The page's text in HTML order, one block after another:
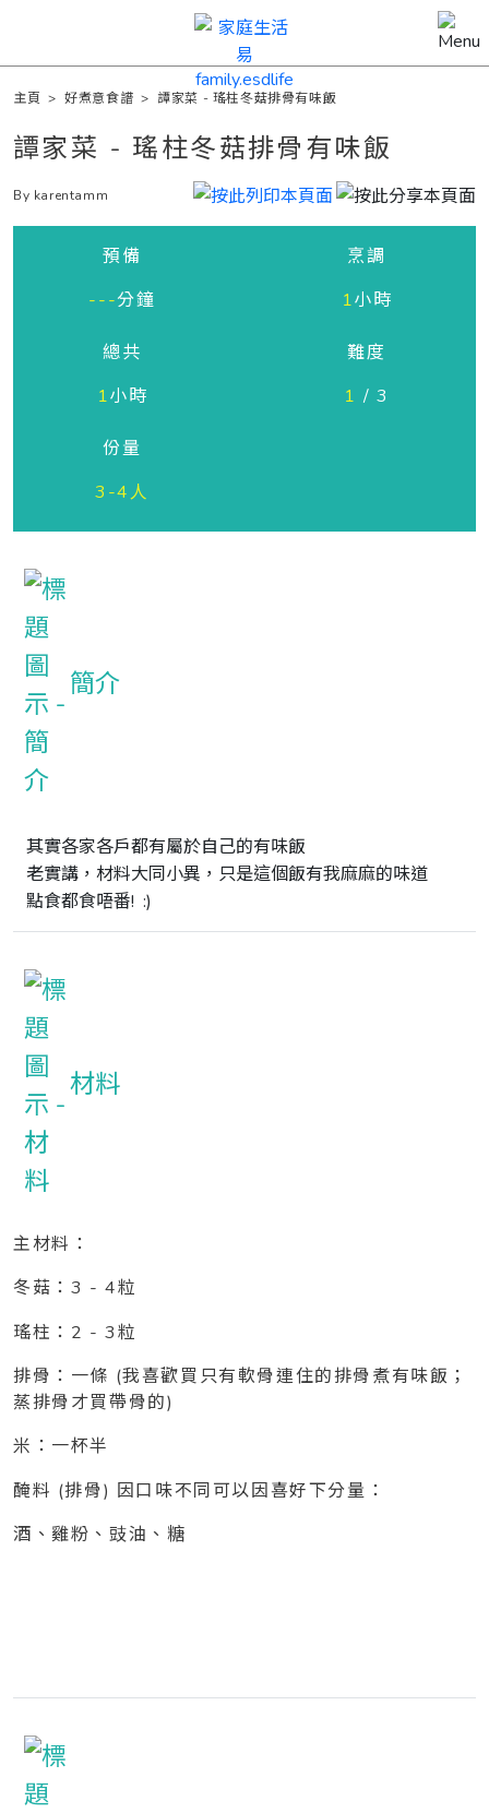
主頁 >好煮意食譜 > 譚家菜 - 瑤柱冬菇排骨有味飯
譚家菜 - 瑤柱冬菇排骨有味飯
By karentamm
預備
---分鐘
烹調
1小時
總共
1小時
難度
1 / 3
份量
3-4人
簡介
其實各家各戶都有屬於自己的有味飯
老實講，材料大同小異，只是這個飯有我麻麻的味道
點食都食唔番!  :)
材料
主材料：
冬菇：3 - 4粒
瑤柱：2 - 3粒
排骨：一條 (我喜歡買只有軟骨連住的排骨煮有味飯；
蒸排骨才買帶骨的)
米：一杯半
醃料 (排骨) 因口味不同可以因喜好下分量：
酒、雞粉、豉油、 糖